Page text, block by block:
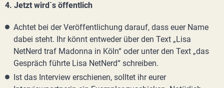
4. Jetzt wird`s öffentlich
Achtet bei der Veröffentlichung darauf, dass euer Name
dabei steht. Ihr könnt entweder über den Text „Lisa
NetNerd traf Madonna in Köln“ oder unter den Text „das
Gespräch führte Lisa NetNerd“ schreiben.
Ist das Interview erschienen, solltet ihr eurer